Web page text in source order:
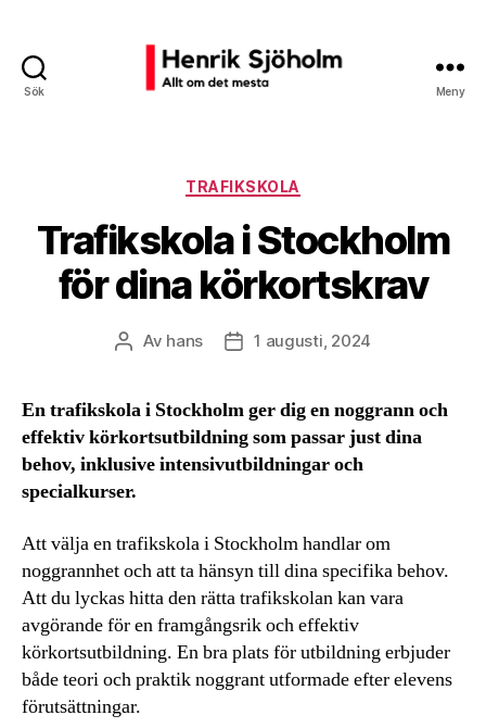
Sök Meny
Kategorier
TRAFIKSKOLA
Trafikskola i Stockholm
för dina körkortskrav
Inläggsförfattare
Av hans Inläggsdatum
1 augusti, 2024
En trafikskola i Stockholm ger dig en noggrann och
effektiv körkortsutbildning som passar just dina
behov, inklusive intensivutbildningar och
specialkurser.
Att välja en trafikskola i Stockholm handlar om
noggrannhet och att ta hänsyn till dina specifika behov.
Att du lyckas hitta den rätta trafikskolan kan vara
avgörande för en framgångsrik och effektiv
körkortsutbildning. En bra plats för utbildning erbjuder
både teori och praktik noggrant utformade efter elevens
förutsättningar.